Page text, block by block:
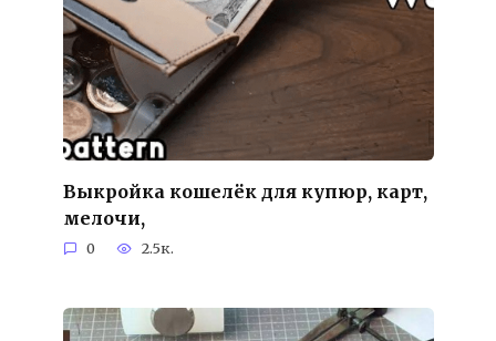
Выкройка кошелёк для купюр, карт,
мелочи,
0 2.5к.